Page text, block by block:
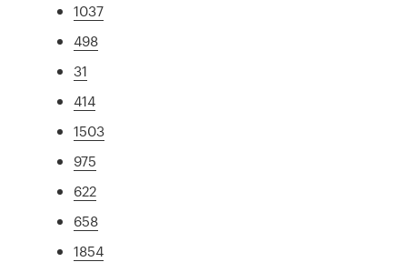
1037
498
31
414
1503
975
622
658
1854